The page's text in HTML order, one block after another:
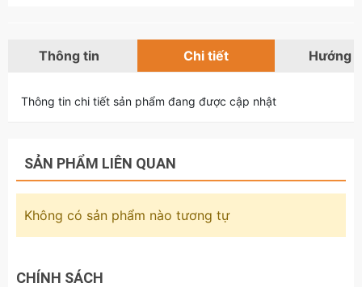
Thông tin Chi tiết Hướng
Thông tin chi tiết sản phẩm đang được cập nhật
SẢN PHẨM LIÊN QUAN
Không có sản phẩm nào tương tự
CHÍNH SÁCH